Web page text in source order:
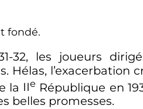
fondé.
32, les joueurs
l’exacerbation
la IIe République en
belles promesses.